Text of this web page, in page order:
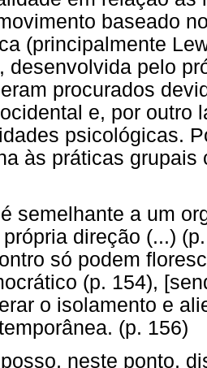
baseado
(principalmente
desenvolvida pelo
procurados
e, por outro
psicológicas.
às práticas
semelhante a um
direção (...)
só podem
(p. 154),
o isolamento e
(p. 156)
neste ponto,